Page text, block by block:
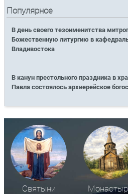
Популярное
В день своего тезоименитства
Божественную литургию в
Владивостока
В канун престольного праздника в
Павла состоялось архиерейское
Святыни